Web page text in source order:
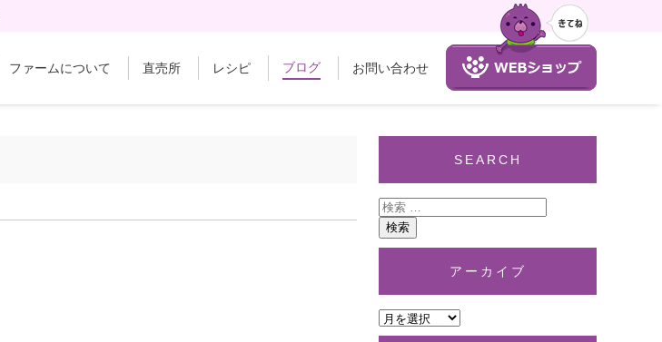
ファームについて 直売所 レシピ ブログ お問い合わせ
SEARCH
アーカイブ